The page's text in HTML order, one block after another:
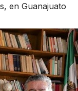
en Guanajuato